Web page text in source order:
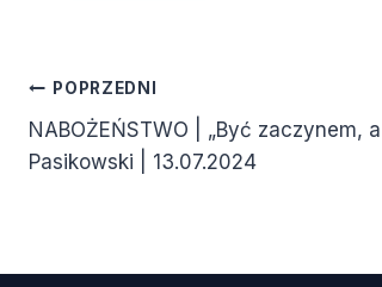
Nawigacja
wpisu
POPRZEDNI
NABOŻEŃSTWO | „Być zaczynem,
Pasikowski | 13.07.2024